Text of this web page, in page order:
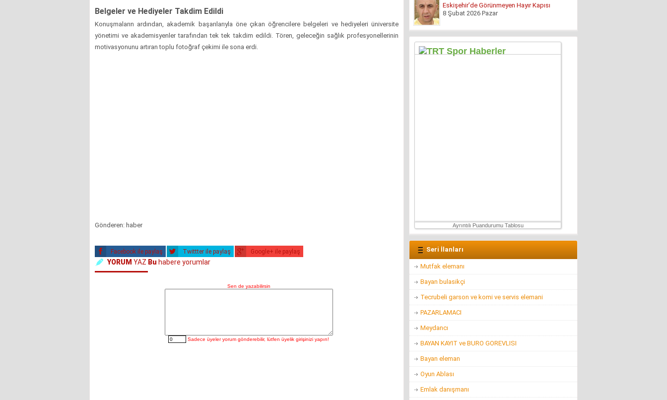
Belgeler ve Hediyeler Takdim Edildi
Konuşmaların ardından, akademik başarılarıyla öne çıkan öğrencilere belgeleri ve hediyeleri üniversite
yönetimi ve akademisyenler tarafından tek tek takdim edildi. Tören, geleceğin sağlık profesyonellerinin
motivasyonunu artıran toplu fotoğraf çekimi ile sona erdi.
Gönderen: haber
Facebook ile paylaş Twittter ile paylaş Google+ ile paylaş
YORUM YAZ Bu habere yorumlar
Eskişehir’de Görünmeyen Hayır Kapısı
8 Şubat 2026 Pazar
Özgür TIKIZ
Şehir Merkezinde Tepinmeyi Bırakın Artık
Ayrıntılı Puandurumu Tablosu
Seri İlanları
Mutfak elemanı
Bayan bulasikçi
Tecrubeli garson ve komi ve servis elemani
PAZARLAMACI
Meydancı
BAYAN KAYIT ve BURO GOREVLISI
Bayan eleman
Oyun Ablası
Emlak danışmanı